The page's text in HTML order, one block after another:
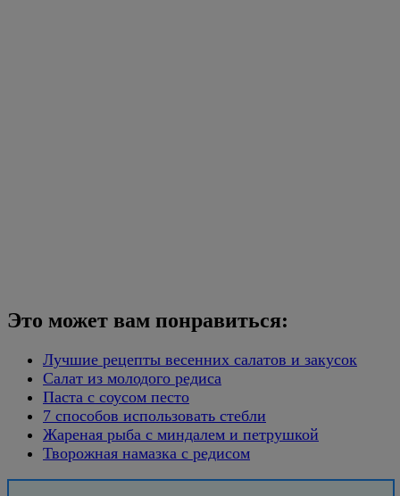
Это может вам понравиться:
Лучшие рецепты весенних салатов и закусок
Салат из молодого редиса
Паста с соусом песто
7 способов использовать стебли
Жареная рыба с миндалем и петрушкой
Творожная намазка с редисом